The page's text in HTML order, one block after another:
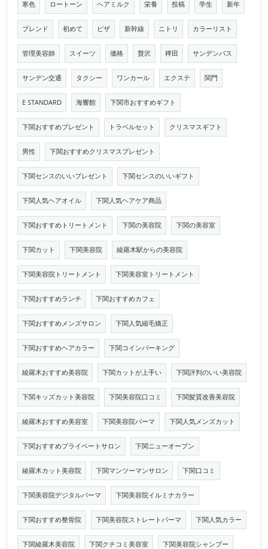
寒色 ロートーン ヘアミルク 栄養 投稿 学生 新年
ブレンド 初めて ピザ 新幹線 ニトリ カラーリスト
管理美容師 スイーツ 価格 贅沢 稗田 サンデンバス
サンデン交通 タクシー ワンカール エクステ 関門
E STANDARD 海響館 下関市おすすめギフト
下関おすすめプレゼント トラベルセット クリスマスギフト
男性 下関おすすめクリスマスプレゼント
下関センスのいいプレゼント 下関センスのいいギフト
下関人気ヘアオイル 下関人気ヘアケア商品
下関おすすめトリートメント 下関の美容院 下関の美容室
下関カット 下関美容院 綾羅木駅からの美容院
下関美容院トリートメント 下関美容室トリートメント
下関おすすめランチ 下関おすすめカフェ
下関おすすめメンズサロン 下関人気縮毛矯正
下関おすすめヘアカラー 下関コインパーキング
綾羅木おすすめ美容院 下関カットが上手い 下関評判のいい美容院
下関キッズカット美容院 下関美容院口コミ 下関髪質改善美容院
綾羅木おすすめ美容室 下関美容院パーマ 下関人気メンズカット
下関おすすめプライベートサロン 下関ニューオープン
綾羅木カット美容院 下関マンツーマンサロン 下関口コミ
下関美容院デジタルパーマ 下関美容院イルミナカラー
下関おすすめ整骨院 下関美容院ストレートパーマ 下関人気カラー
下関綾羅木美容院 下関クチコミ美容室 下関美容院シャンプー